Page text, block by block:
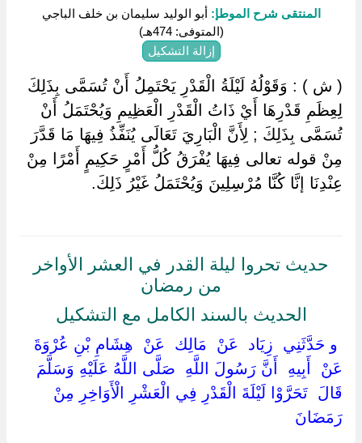
المنتقى شرح الموطإ: أبو الوليد سليمان بن خلف الباجي
(المتوفى: 474هـ)
إزالة التشكيل
( ش ) : وَقَوْلُهُ لَيْلَةُ الْقَدْرِ يَحْتَمِلُ أَنْ تُسَمَّى بِذَلِكَ
لِعِظَمِ قَدْرِهَا أَيْ ذَاتُ الْقَدْرِ الْعَظِيمِ وَيُحْتَمَلُ أَنْ
تُسَمَّى بِذَلِكَ ; لِأَنَّ الْبَارِيَ تَعَالَى يُنَفِّذُ فِيهَا مَا قَدَّرَ
مِنْ قوله تعالى فِيهَا يُفْرَقُ كُلُّ أَمْرٍ حَكِيمٍ أَمْرًا مِنْ
عِنْدِنَا إنَّا كُنَّا مُرْسِلِينَ وَيُحْتَمَلُ غَيْرُ ذَلِكَ.
حديث تحروا ليلة القدر في العشر الأواخر
من رمضان
الحديث بالسند الكامل مع التشكيل
‏ ‏و حَدَّثَنِي ‏ ‏زِيَاد ‏ ‏عَنْ ‏ ‏مَالِك ‏ ‏عَنْ ‏ ‏هِشَامِ بْنِ عُرْوَةَ ‏
‏عَنْ ‏ ‏أَبِيهِ ‏ ‏أَنَّ رَسُولَ اللَّهِ ‏ ‏صَلَّى اللَّهُ عَلَيْهِ وَسَلَّمَ ‏
‏قَالَ ‏ ‏تَحَرَّوْا لَيْلَةَ الْقَدْرِ فِي الْعَشْرِ الْأَوَاخِرِ مِنْ
رَمَضَانَ ‏